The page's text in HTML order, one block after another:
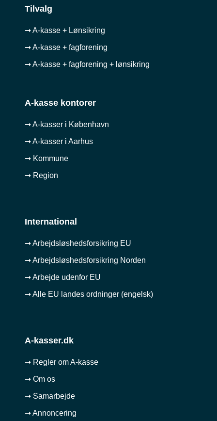
Tilvalg
➞ A-kasse + Lønsikring
➞ A-kasse + fagforening
➞ A-kasse + fagforening + lønsikring
A-kasse kontorer
➞ A-kasser i København
➞ A-kasser i Aarhus
➞ Kommune
➞ Region
International
➞ Arbejdsløshedsforsikring EU
➞ Arbejdsløshedsforsikring Norden
➞ Arbejde udenfor EU
➞ Alle EU landes ordninger (engelsk)
A-kasser.dk
➞ Regler om A-kasse
➞ Om os
➞ Samarbejde
➞ Annoncering